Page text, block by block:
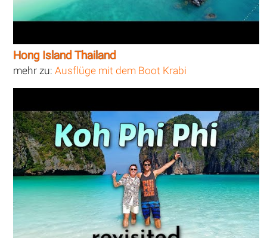
Hong Island Thailand
mehr zu:Ausflüge mit dem Boot Krabi